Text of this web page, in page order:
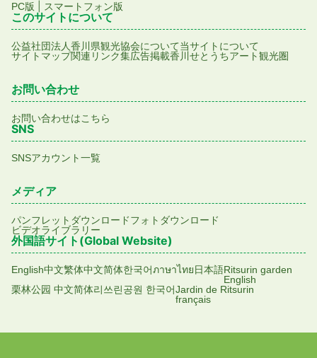
PC版 スマートフォン版
このサイトについて
公益社団法人香川県観光協会について当サイトについて
サイトマップ関連リンク集広告掲載香川せとうちアート観光圏
お問い合わせ
お問い合わせはこちら
SNS
SNSアカウント一覧
メディア
パンフレットダウンロードフォトダウンロード
ビデオライブラリー
外国語サイト(Global Website)
English中文繁体中文简体한국어ภาษาไทย日本語Ritsurin garden
English
栗林公园 中文简体리쓰린공원 한국어Jardin de Ritsurin
français